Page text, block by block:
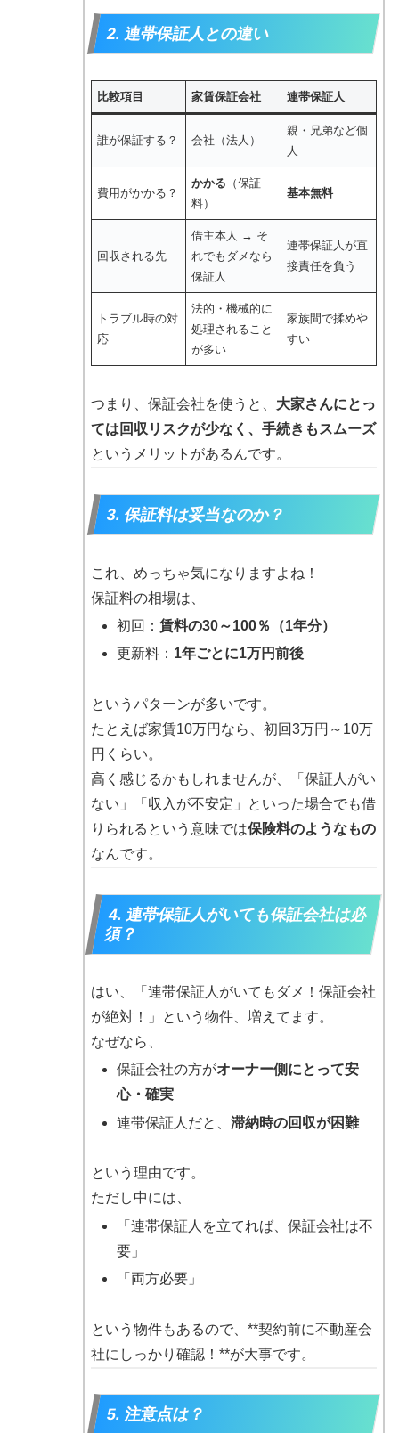
2. 連帯保証人との違い
比較項目 家賃保証会社 連帯保証人
誰が保証する？ 会社（法人）
親・兄弟など個
人
費用がかかる？
かかる （保証
料）
基本無料
回収される先
借主本人 → そ
れでもダメなら
保証人
連帯保証人が直
接責任を負う
トラブル時の対
応
法的・機械的に
処理されること
が多い
家族間で揉めや
すい
つまり、保証会社を使うと、 大家さんにとっ
ては回収リスクが少なく、手続きもスムーズ
というメリットがあるんです。
3. 保証料は妥当なのか？
これ、めっちゃ気になりますよね！
保証料の相場は、
初回： 賃料の30～100％（1年分）
更新料： 1年ごとに1万円前後
というパターンが多いです。
たとえば家賃10万円なら、初回3万円～10万
円くらい。
高く感じるかもしれませんが、「保証人がい
ない」「収入が不安定」といった場合でも借
りられるという意味では保険料のようなもの
なんです。
4. 連帯保証人がいても保証会社は必
須？
はい、「連帯保証人がいてもダメ！保証会社
が絶対！」という物件、増えてます。
なぜなら、
保証会社の方がオーナー側にとって安
心・確実
連帯保証人だと、 滞納時の回収が困難
という理由です。
ただし中には、
「連帯保証人を立てれば、保証会社は不
要」
「両方必要」
という物件もあるので、**契約前に不動産会
社にしっかり確認！**が大事です。
5. 注意点は？